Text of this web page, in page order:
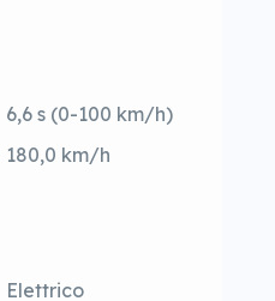
6,6 s (0-100 km/h)
180,0 km/h
Elettrico